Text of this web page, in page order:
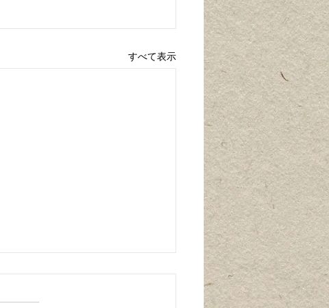
すべて表示